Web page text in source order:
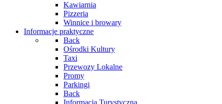
Kawiarnia
Pizzeria
Winnice i browary
Informacje praktyczne
Back
Ośrodki Kultury
Taxi
Przewozy Lokalne
Promy
Parkingi
Back
Informacja Turystyczna